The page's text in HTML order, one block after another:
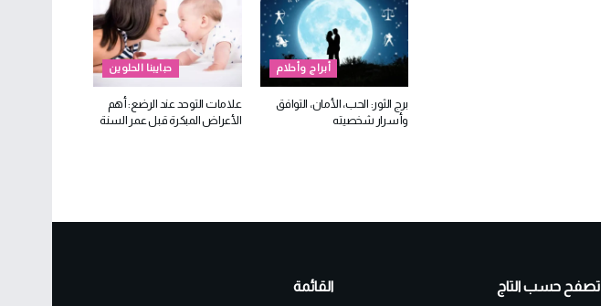
أبراج وأحلام
برج الثور: الحب، الأمان، التوافق
وأسرار شخصيته
حبايبنا الحلوين
علامات التوحد عند الرضع: أهم
الأعراض المبكرة قبل عمر السنة
تصفح حسب التاج القائمة